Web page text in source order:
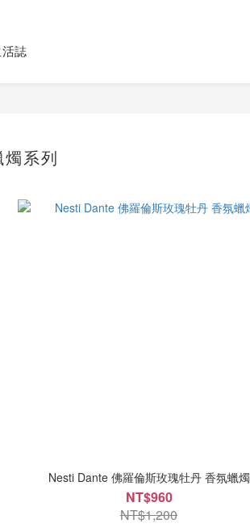
誌
系列
Nesti Dante 佛羅倫斯玫瑰牡丹 香氛蠟燭
NT$960
NT$1,200